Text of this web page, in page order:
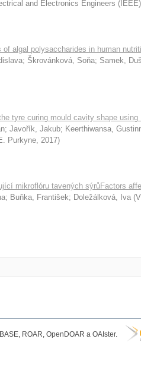
and Electronics Engineers (IEEE)
of algal polysaccharides in human
; Škrovánková, Soňa; Samek,
tyre curing mould cavity shape using
; Javořík, Jakub; Keerthiwansa,
Purkyne, 2017)
mikroflóru tavených sýrůFactors
; Buňka, František; Doležálková, Iva (
ROAR, OpenDOAR a OAIster.